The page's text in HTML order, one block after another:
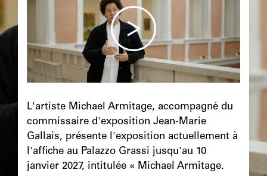
L'artiste Michael Armitage, accompagné du
commissaire d'exposition Jean-Marie
Gallais, présente l'exposition actuellement à
l'affiche au Palazzo Grassi jusqu'au 10
janvier 2027, intitulée « Michael Armitage.